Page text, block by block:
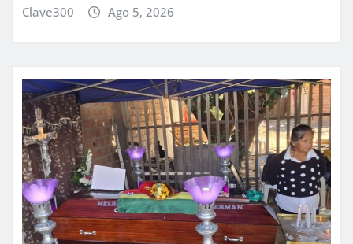
Clave300 Ago 5, 2026